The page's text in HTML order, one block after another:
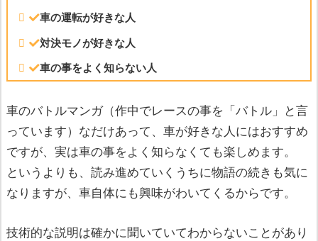
車の運転が好きな人
対決モノが好きな人
車の事をよく知らない人
車のバトルマンガ（作中でレースの事を「バトル」と言
っています）なだけあって、車が好きな人にはおすすめ
ですが、実は車の事をよく知らなくても楽しめます。
というよりも、読み進めていくうちに物語の続きも気に
なりますが、車自体にも興味がわいてくるからです。
技術的な説明は確かに聞いていてわからないことがあり